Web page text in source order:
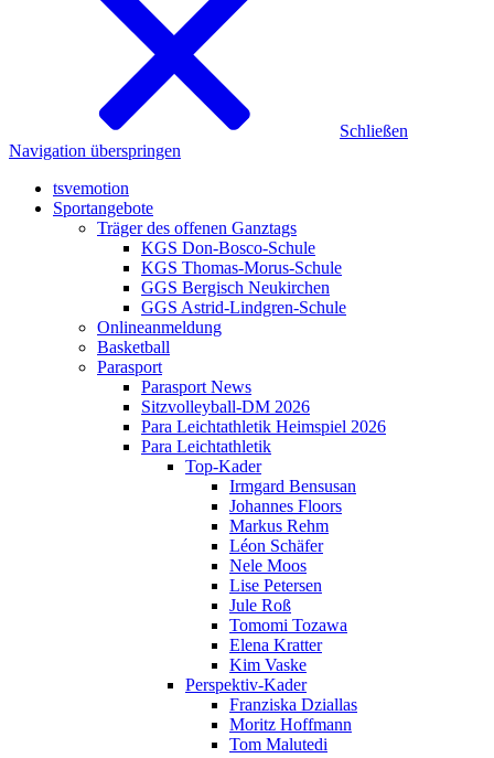
Schließen
Navigation überspringen
tsvemotion
Sportangebote
Träger des offenen Ganztags
KGS Don-Bosco-Schule
KGS Thomas-Morus-Schule
GGS Bergisch Neukirchen
GGS Astrid-Lindgren-Schule
Onlineanmeldung
Basketball
Parasport
Parasport News
Sitzvolleyball-DM 2026
Para Leichtathletik Heimspiel 2026
Para Leichtathletik
Top-Kader
Irmgard Bensusan
Johannes Floors
Markus Rehm
Léon Schäfer
Nele Moos
Lise Petersen
Jule Roß
Tomomi Tozawa
Elena Kratter
Kim Vaske
Perspektiv-Kader
Franziska Dziallas
Moritz Hoffmann
Tom Malutedi